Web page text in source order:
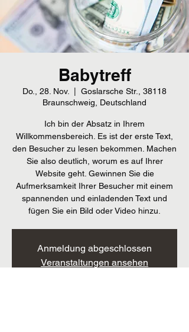
Babytreff
Do., 28. Nov.
Goslarsche Str., 38118
Braunschweig, Deutschland
Ich bin der Absatz in Ihrem
Willkommensbereich. Es ist der erste Text,
den Besucher zu lesen bekommen. Machen
Sie also deutlich, worum es auf Ihrer
Website geht. Gewinnen Sie die
Aufmerksamkeit Ihrer Besucher mit einem
spannenden und einladenden Text und
fügen Sie ein Bild oder Video hinzu.
Anmeldung abgeschlossen
Veranstaltungen ansehen